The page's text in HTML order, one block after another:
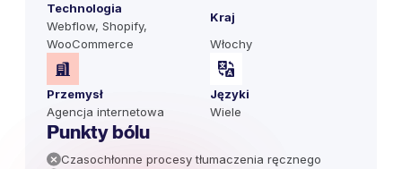
Technologia
Webflow, Shopify,
WooCommerce
Kraj
Włochy
Przemysł
Agencja internetowa
Języki
Wiele
Punkty bólu
Czasochłonne procesy tłumaczenia ręcznego